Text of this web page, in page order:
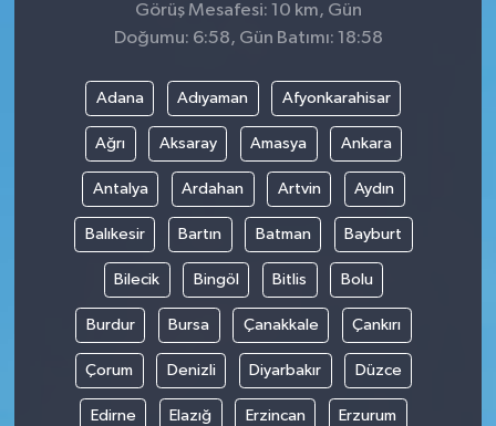
Görüş Mesafesi: 10 km, Gün
Doğumu: 6:58, Gün Batımı: 18:58
Adana Adıyaman Afyonkarahisar
Ağrı Aksaray Amasya Ankara
Antalya Ardahan Artvin Aydın
Balıkesir Bartın Batman Bayburt
Bilecik Bingöl Bitlis Bolu
Burdur Bursa Çanakkale Çankırı
Çorum Denizli Diyarbakır Düzce
Edirne Elazığ Erzincan Erzurum